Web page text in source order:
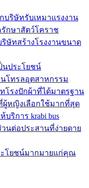
บริษัทรับเหมาแรงงาน
กษาสัตว์โคราช
ษัทสร้างโรงงานขนาด
นประโยชน์
โทรลอุตสาหกรรม
โรงปักผ้าที่ได้มาตรฐาน
ผู้หญิงเลือกใช้มากที่สุด
บริการ krabi bus
นต่อประสานที่ง่ายดาย
โยชน์มากมายแก่คุณ